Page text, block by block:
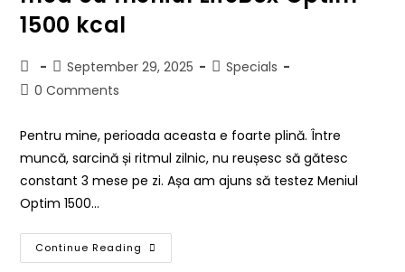
1500 kcal
September 29, 2025
Specials
0 Comments
Pentru mine, perioada aceasta e foarte plină. Între
muncă, sarcină și ritmul zilnic, nu reușesc să gătesc
constant 3 mese pe zi. Așa am ajuns să testez Meniul
Optim 1500…
Continue Reading